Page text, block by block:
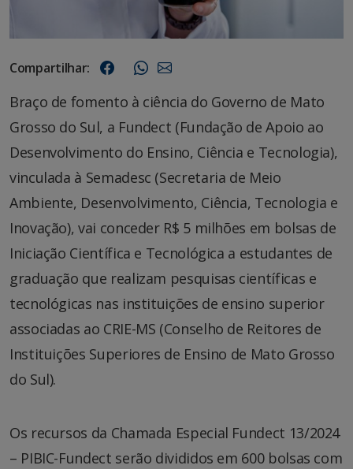
Compartilhar:
Braço de fomento à ciência do Governo de Mato
Grosso do Sul, a Fundect (Fundação de Apoio ao
Desenvolvimento do Ensino, Ciência e Tecnologia),
vinculada à Semadesc (Secretaria de Meio
Ambiente, Desenvolvimento, Ciência, Tecnologia e
Inovação), vai conceder R$ 5 milhões em bolsas de
Iniciação Científica e Tecnológica a estudantes de
graduação que realizam pesquisas científicas e
tecnológicas nas instituições de ensino superior
associadas ao CRIE-MS (Conselho de Reitores de
Instituições Superiores de Ensino de Mato Grosso
do Sul).
Os recursos da Chamada Especial Fundect 13/2024
– PIBIC-Fundect serão divididos em 600 bolsas com